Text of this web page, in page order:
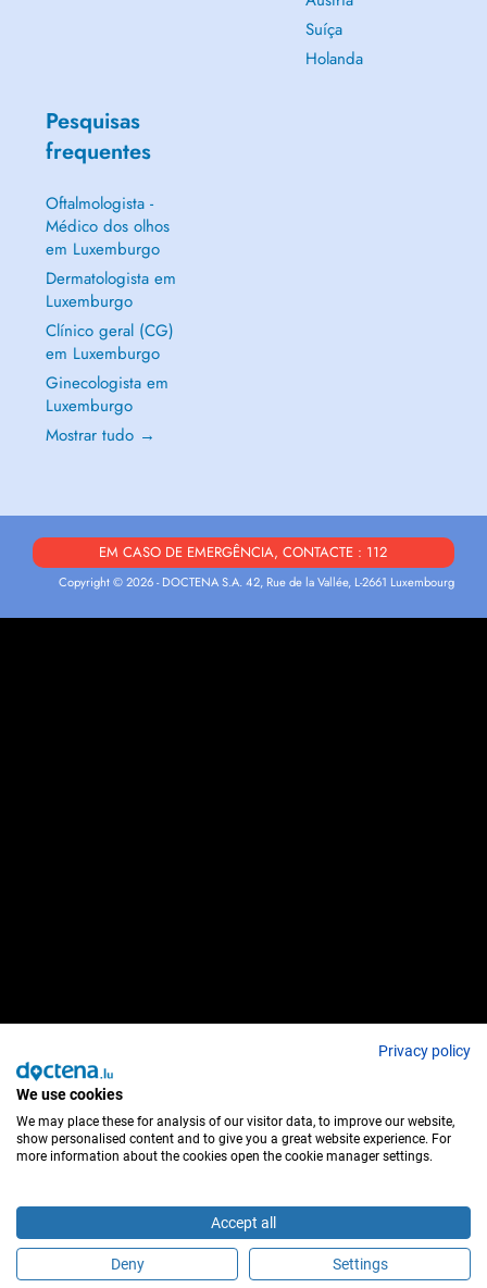
É este profissional de saúde?
Suíça
Holanda
Pesquisas
frequentes
Oftalmologista -
Médico dos olhos
em Luxemburgo
Dermatologista em
Luxemburgo
Clínico geral (CG)
em Luxemburgo
Ginecologista em
Luxemburgo
Mostrar tudo →
EM CASO DE EMERGÊNCIA, CONTACTE : 112
Copyright © 2026 - DOCTENA S.A. 42, Rue de la Vallée, L-2661 Luxembourg
Privacy policy
We use cookies
We may place these for analysis of our visitor data, to improve our website,
show personalised content and to give you a great website experience. For
more information about the cookies open the cookie manager settings.
Accept all
Deny Settings